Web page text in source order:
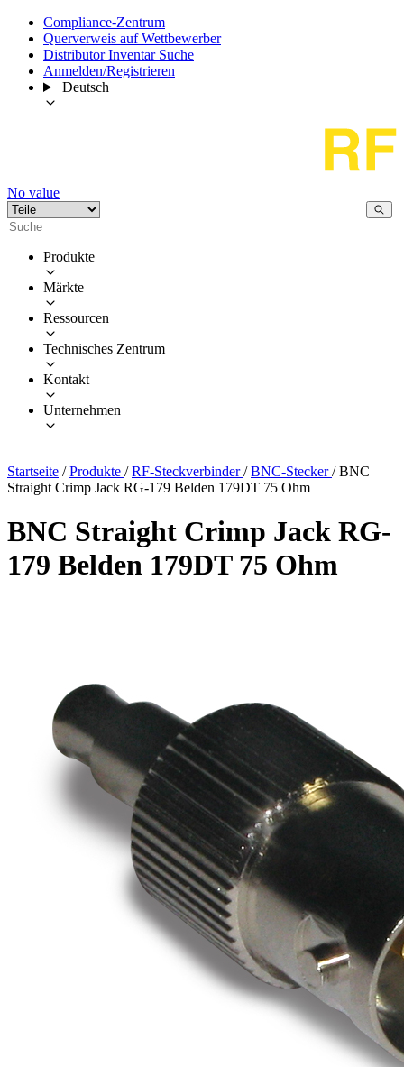
Compliance-Zentrum
Querverweis auf Wettbewerber
Distributor Inventar Suche
Anmelden/Registrieren
Deutsch
No value
Produkte
Märkte
Ressourcen
Technisches Zentrum
Kontakt
Unternehmen
Startseite / Produkte / RF-Steckverbinder/ BNC-Stecker/ BNC
Straight Crimp Jack RG-179 Belden 179DT 75 Ohm
BNC Straight Crimp Jack RG-
179 Belden 179DT 75 Ohm